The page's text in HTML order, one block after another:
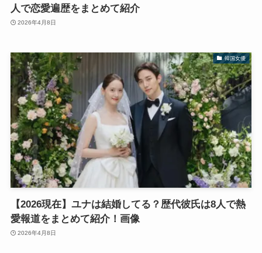
人で恋愛遍歴をまとめて紹介
2026年4月8日
韓国女優
【2026現在】ユナは結婚してる？歴代彼氏は8人で熱
愛報道をまとめて紹介！画像
2026年4月8日